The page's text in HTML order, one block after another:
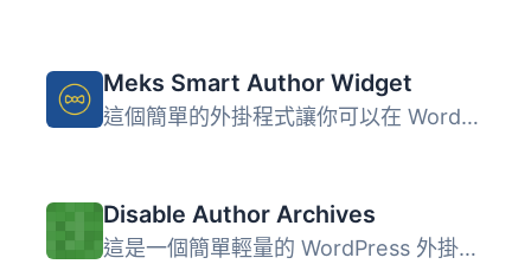
Meks Smart Author Widget
這個簡單的外掛程式讓你可以在 WordPress Widget 中顯示作者/...
Disable Author Archives
這是一個簡單輕量的 WordPress 外掛，可以完全停用作者存檔/...